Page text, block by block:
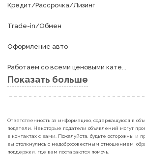
Кредит/Рассрочка/Лизинг
Trade-in/Обмен
Оформление авто
Работаем со всеми ценовыми кате...
Показать больше
Ответственность за информацию, содержащуюся в
податели. Некоторые податели объявлений могут
в контактах с вами. Пожалуйста, будьте осторожны и
вы столкнулись с недобросовестным отношением,
поддержки, где вам постараются помочь.